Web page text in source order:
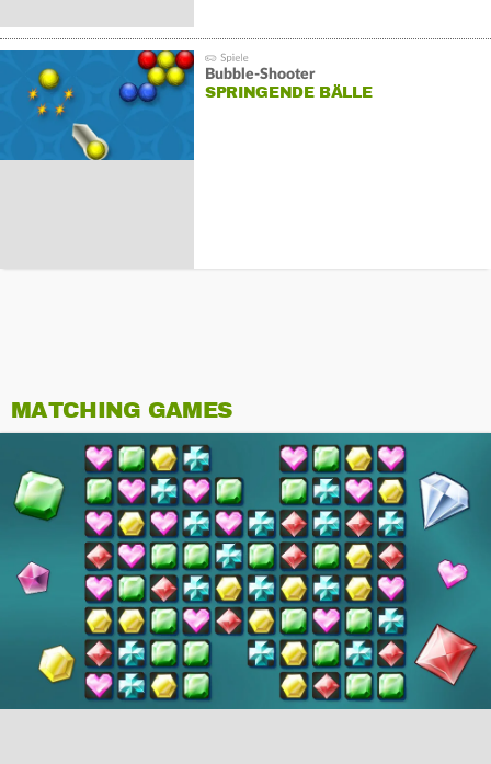
Bubble-Shooter
SPRINGENDE BÄLLE
MATCHING GAMES